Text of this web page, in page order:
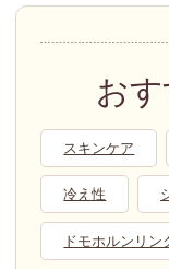
お
スキンケア
冷え性
ドモホルンリン